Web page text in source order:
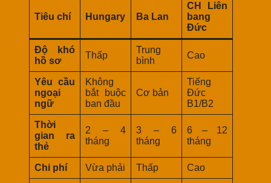
Tiêu chí Hungary Ba Lan
CH Liên
bang
Đức
Độ khó
hồ sơ
Thấp
Trung
bình
Cao
Yêu cầu
ngoại
ngữ
Không
bắt buộc
ban đầu
Cơ bản
Tiếng
Đức
B1/B2
Thời
gian ra
thẻ
2 – 4
tháng
3 – 6
tháng
6 – 12
tháng
Chi phí Vừa phải Thấp Cao